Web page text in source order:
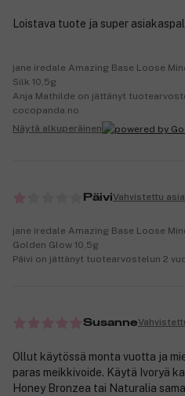
Loistava tuote ja super
jane iredale Amazing Base Loose
Silk 10,5g
Anja Mathilde on jättänyt
cocopanda.no
Näytä alkuperäinen
PäiviVahvistettu
jane iredale Amazing Base Loose
Golden Glow 10,5g
Päivi on jättänyt tuotearvostelun 2
Susanne
Ollut käytössä monta vuotta ja
paras meikkivoide. Käytä Ivoryä
Honey Bronzea tai Naturalia